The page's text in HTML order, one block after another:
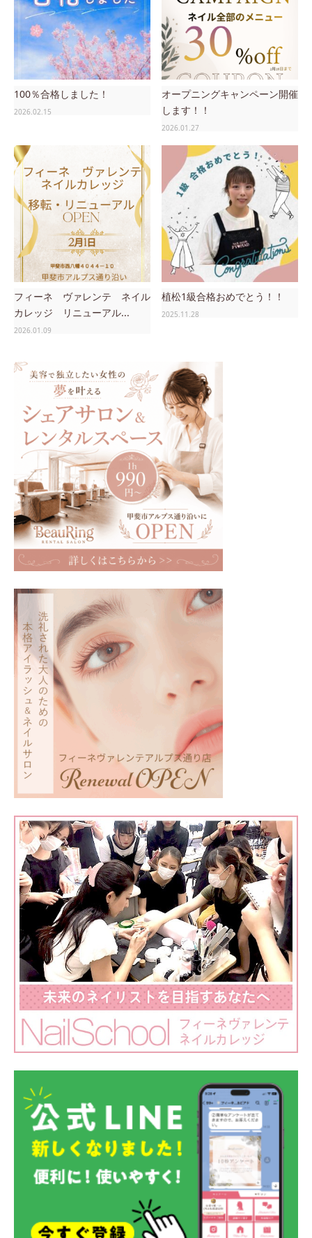
100％合格しました！
2026.02.15
オープニングキャンペーン開催
します！！
2026.01.27
フィーネ ヴァレンテ ネイル
カレッジ リニューアル...
2026.01.09
植松1級合格おめでとう！！
2025.11.28